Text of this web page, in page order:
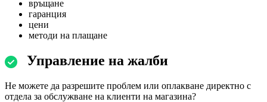
връщане
гаранция
цени
методи на плащане
Управление на жалби
Не можете да разрешите проблем или оплакване директно с
отдела за обслужване на клиенти на магазина?